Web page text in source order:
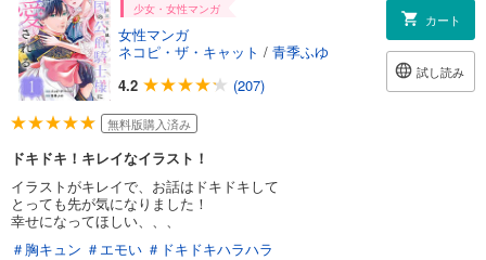
少女・女性マンガ
女性マンガ
ネコピ・ザ・キャット / 青季ふゆ
4.2
(207)
カート
試し読み
無料版購入済み
ドキドキ！キレイなイラスト！
イラストがキレイで、お話はドキドキして
とっても先が気になりました！
幸せになってほしい、、、
＃胸キュン ＃エモい ＃ドキドキハラハラ